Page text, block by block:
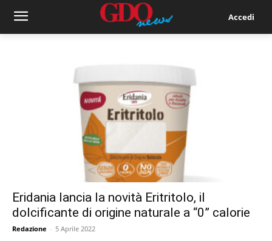
Accedi
Eridania lancia la novità Eritritolo, il
dolcificante di origine naturale a “0” calorie
Redazione - 5 Aprile 2022